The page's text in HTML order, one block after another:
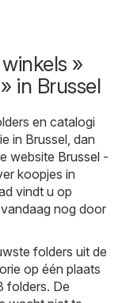
»
in Brussel
en catalogi
in Brussel, dan
website Brussel -
koopjes in
vindt u op
nog door
folders uit de
op één plaats
folders. De